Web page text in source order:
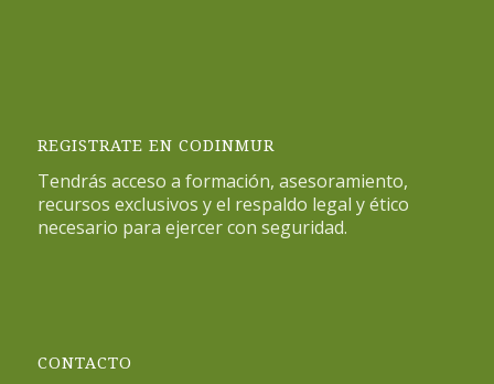
REGISTRATE EN CODINMUR
Tendrás acceso a formación, asesoramiento,
recursos exclusivos y el respaldo legal y ético
necesario para ejercer con seguridad.
CONTACTO